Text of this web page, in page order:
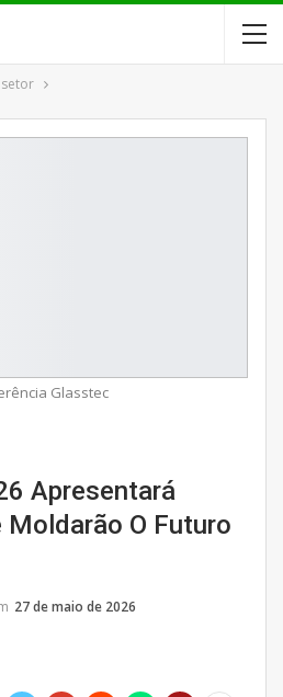
Glasstec
Apresentará
Moldarão O Futuro
27 de maio de 2026